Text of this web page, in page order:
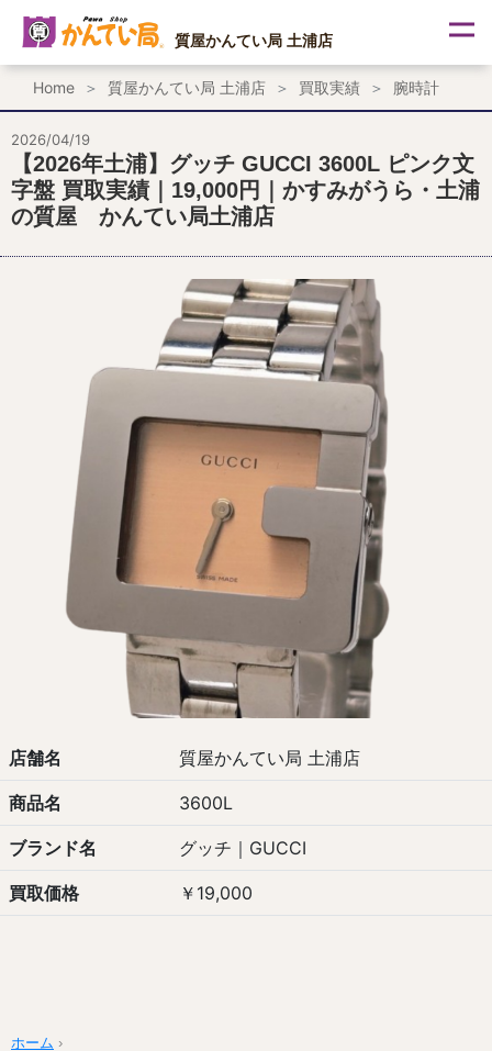
ス
ッ
プ
質屋かんてい局 土浦店
Home 質屋かんてい局 土浦店 買取実績 腕時計
2026/04/19
【2026年土浦】グッチ GUCCI 3600L ピンク文
字盤 買取実績｜19,000円｜かすみがうら・土浦
の質屋 かんてい局土浦店
店舗名 質屋かんてい局 土浦店
商品名 3600L
ブランド名 グッチ｜GUCCI
買取価格 ￥19,000
ホーム ›